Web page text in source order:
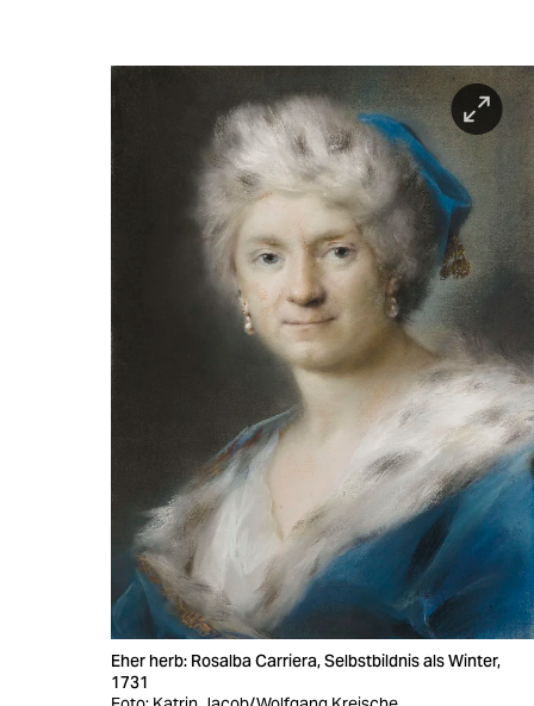
Eher herb: Rosalba Carriera, Selbstbildnis als Winter,
1731